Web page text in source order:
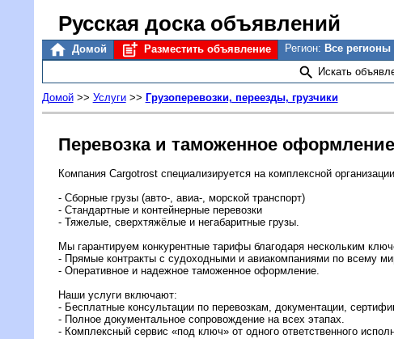
Русская доска объявлений
Домой Разместить объявление Регион: Все регионы
Искать
Домой>> Услуги>> Грузоперевозки, переезды, грузчики
Перевозка и таможенное
Компания Cargotrost специализируется на комплексной
- Сборные грузы (авто-, авиа-, морской транспорт)
- Стандартные и контейнерные перевозки
- Тяжелые, сверхтяжёлые и негабаритные грузы.
Мы гарантируем конкурентные тарифы благодаря нескольким
- Прямые контракты с судоходными и авиакомпаниями по всему
- Оперативное и надежное таможенное оформление.
Наши услуги включают:
- Бесплатные консультации по перевозкам, документации,
- Полное документальное сопровождение на всех этапах.
- Комплексный сервис «под ключ» от одного ответственного